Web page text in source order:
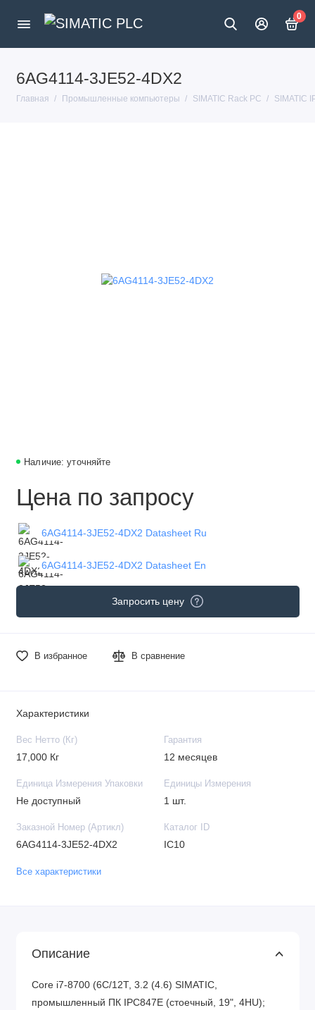
0
6AG4114-3JE52-4DX2
Главная Промышленные компьютеры SIMATIC Rack PC SIMATIC
Наличие: уточняйте
Цена по запросу
6AG4114-3JE52-4DX2 Datasheet Ru
6AG4114-3JE52-4DX2 Datasheet En
Запросить цену
В избранное В сравнение
Характеристики
Вес Нетто (Кг)
17,000 Кг
Гарантия
12 месяцев
Единица Измерения Упаковки
Не доступный
Единицы Измерения
1 шт.
Заказной Номер (Артикл)
6AG4114-3JE52-4DX2
Каталог ID
IC10
Все характеристики
Описание
Core i7-8700 (6C/12T, 3.2 (4.6) SIMATIC,
промышленный ПК IPC847E (стоечный, 19", 4HU);